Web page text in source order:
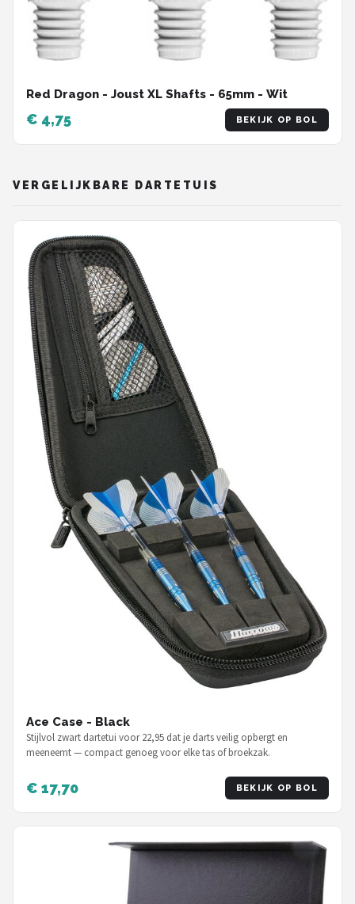
Red Dragon - Joust XL Shafts - 65mm - Wit
€ 4,75 BEKIJK OP BOL
VERGELIJKBARE DARTETUIS
Ace Case - Black
Stijlvol zwart dartetui voor 22,95 dat je darts veilig opbergt en
meeneemt — compact genoeg voor elke tas of broekzak.
€ 17,70 BEKIJK OP BOL